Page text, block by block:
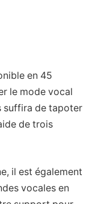
en 45
le mode vocal
suffira de tapoter
de trois
il est également
vocales en